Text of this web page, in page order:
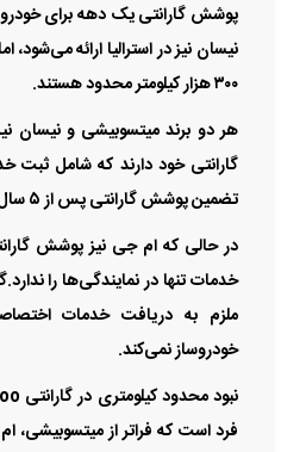
پوشش گارانتی یک دهه برای
۳۰۰ هزار کیلومتر محدود هستند.
هر دو برند میتسوبیشی و نیسان
گارانتی خود دارند که شامل ثبت
تضمین پوشش گارانتی پس از ۵ سال است.
ملزم به دریافت خدمات
خودروساز نمی‌کند.
فرد است که فراتر از